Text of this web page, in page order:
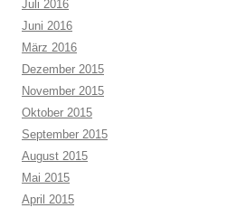
Juli 2016
Juni 2016
März 2016
Dezember 2015
November 2015
Oktober 2015
September 2015
August 2015
Mai 2015
April 2015